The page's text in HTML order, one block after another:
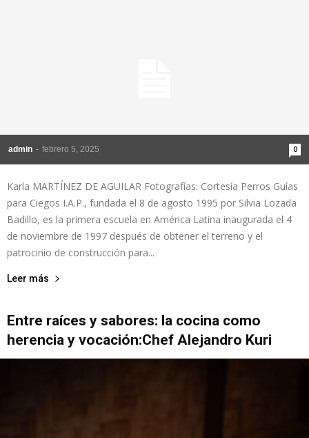
admin - febrero 5, 2025 0
Karla MARTÍNEZ DE AGUILAR Fotografías: Cortesía Perros Guías
para Ciegos I.A.P., fundada el 8 de agosto 1995 por Silvia Lozada
Badillo, es la primera escuela en América Latina inaugurada el 4
de noviembre de 1997 después de obtener el terreno y el
patrocinio de construcción para...
Leer más
Entre raíces y sabores: la cocina como
herencia y vocación:Chef Alejandro Kuri